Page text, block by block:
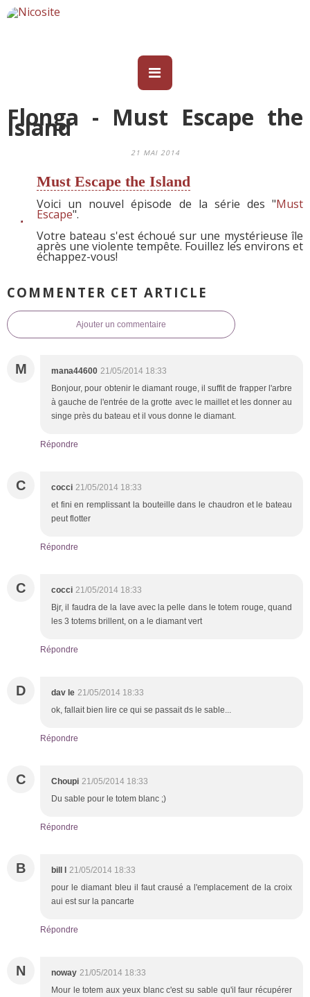
Flonga - Must Escape the
Island
21 MAI 2014
Must Escape the Island
Voici un nouvel épisode de la série des "Must
Escape".
Votre bateau s'est échoué sur une mystérieuse île
après une violente tempête. Fouillez les environs et
échappez-vous!
COMMENTER CET ARTICLE
Ajouter un commentaire
M mana44600 21/05/2014 18:33
Bonjour, pour obtenir le diamant rouge, il suffit de frapper l'arbre
à gauche de l'entrée de la grotte avec le maillet et les donner au
singe près du bateau et il vous donne le diamant.
Répondre
C cocci 21/05/2014 18:33
et fini en remplissant la bouteille dans le chaudron et le bateau
peut flotter
Répondre
C cocci 21/05/2014 18:33
Bjr, il faudra de la lave avec la pelle dans le totem rouge, quand
les 3 totems brillent, on a le diamant vert
Répondre
D dav le 21/05/2014 18:33
ok, fallait bien lire ce qui se passait ds le sable...
Répondre
C Choupi 21/05/2014 18:33
Du sable pour le totem blanc ;)
Répondre
B bill l 21/05/2014 18:33
pour le diamant bleu il faut crausé a l'emplacement de la croix
aui est sur la pancarte
Répondre
N noway 21/05/2014 18:33
Mour le totem aux yeux blanc c'est su sable qu'il faur récupérer